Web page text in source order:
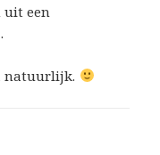
uit een
natuurlijk.